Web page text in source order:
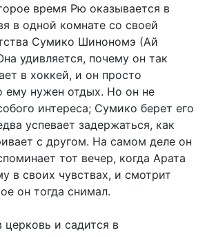
время Рю оказывается в
в одной комнате со своей
Сумико Шинономэ (Ай
удивляется, почему он так
в хоккей, и он просто
ему нужен отдых. Но он не
интереса; Сумико берет его
успевает задержаться, как
с другом. На самом деле он
тот вечер, когда Арата
в своих чувствах, и смотрит
он тогда снимал.
церковь и садится в